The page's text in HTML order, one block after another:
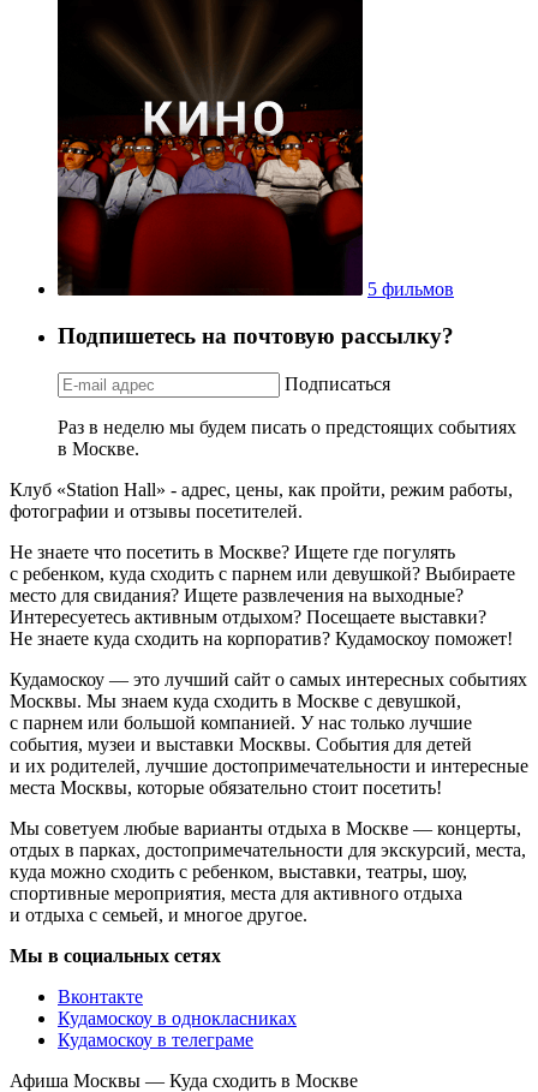
5 фильмов
Подпишетесь на почтовую рассылку?
Подписаться
Раз в неделю мы будем писать о предстоящих событиях
в Москве.
Клуб «Station Hall» - адрес, цены, как пройти, режим работы,
фотографии и отзывы посетителей.
Не знаете что посетить в Москве? Ищете где погулять
с ребенком, куда сходить с парнем или девушкой? Выбираете
место для свидания? Ищете развлечения на выходные?
Интересуетесь активным отдыхом? Посещаете выставки?
Не знаете куда сходить на корпоратив? Кудамоскоу поможет!
Кудамоскоу — это лучший сайт о самых интересных событиях
Москвы. Мы знаем куда сходить в Москве с девушкой,
с парнем или большой компанией. У нас только лучшие
события, музеи и выставки Москвы. События для детей
и их родителей, лучшие достопримечательности и интересные
места Москвы, которые обязательно стоит посетить!
Мы советуем любые варианты отдыха в Москве — концерты,
отдых в парках, достопримечательности для экскурсий, места,
куда можно сходить с ребенком, выставки, театры, шоу,
спортивные мероприятия, места для активного отдыха
и отдыха с семьей, и многое другое.
Мы в социальных сетях
Вконтакте
Кудамоскоу в однокласниках
Кудамоскоу в телеграме
Афиша Москвы — Куда сходить в Москве